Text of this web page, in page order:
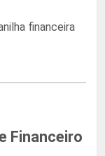
financeira
Financeiro